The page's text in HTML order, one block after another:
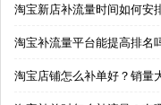
淘宝新店补流量时间如何安
淘宝补流量平台能提高排名
淘宝店铺怎么补单好？销量